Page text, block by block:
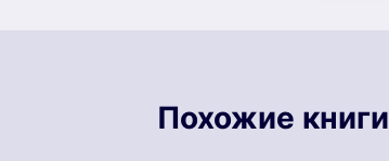
Похожие книги